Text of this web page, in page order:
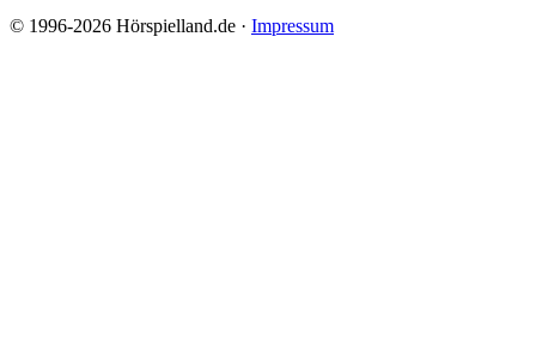
© 1996-2026 Hörspielland.de · Impressum